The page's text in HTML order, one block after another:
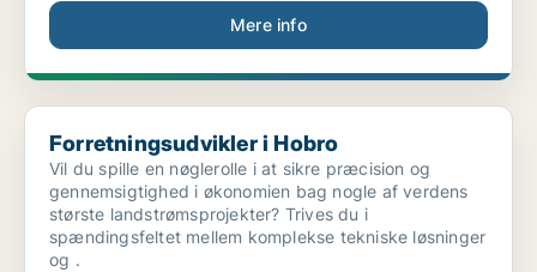
Mere info
Forretningsudvikler i Hobro
Forretningsudvikler i Hobro
Vil du spille en nøglerolle i at sikre præcision og
gennemsigtighed i økonomien bag nogle af verdens
største landstrømsprojekter? Trives du i
spændingsfeltet mellem komplekse tekniske løsninger
og .